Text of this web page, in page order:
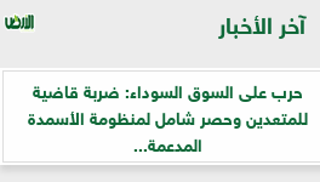
آخر الأخبار
حرب على السوق السوداء: ضربة قاضية
للمتعدين وحصر شامل لمنظومة الأسمدة
المدعمة...